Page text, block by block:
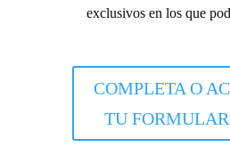
exclusivos en los que
COMPLETA O
TU